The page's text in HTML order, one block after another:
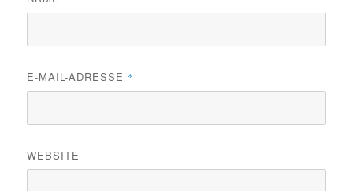
E-MAIL-ADRESSE *
WEBSITE